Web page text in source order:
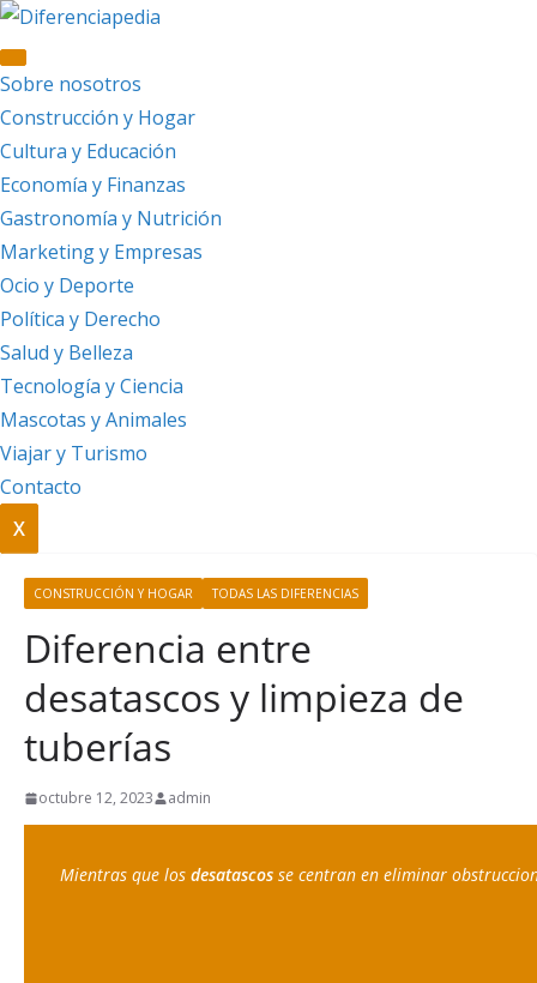
Saltar
al
contenido
Sobre nosotros
Construcción y Hogar
Cultura y Educación
Economía y Finanzas
Gastronomía y Nutrición
Marketing y Empresas
Ocio y Deporte
Política y Derecho
Salud y Belleza
Tecnología y Ciencia
Mascotas y Animales
Viajar y Turismo
Contacto
X
CONSTRUCCIÓN Y HOGAR TODAS LAS DIFERENCIAS
Diferencia entre
desatascos y limpieza de
tuberías
octubre 12, 2023 admin
Mientras que los desatascos se centran en eliminar